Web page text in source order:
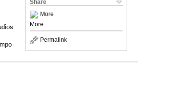
Share
More
More
Permalink